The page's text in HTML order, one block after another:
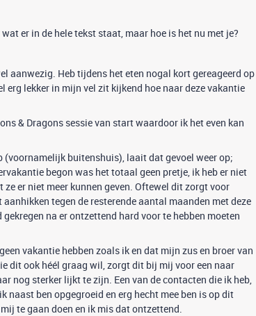
er in de hele tekst staat, maar hoe is het nu met je?
aanwezig. Heb tijdens het eten nogal kort gereageerd op
erg lekker in mijn vel zit kijkend hoe naar deze vakantie
& Dragons sessie van start waardoor ik het even kan
(voornamelijk buitenshuis), laait dat gevoel weer op;
begon was het totaal geen pretje, ik heb er niet
er niet meer kunnen geven. Oftewel dit zorgt voor
tegen de resterende aantal maanden met deze
na er ontzettend hard voor te hebben moeten
vakantie hebben zoals ik en dat mijn zus en broer van
dit ook héél graag wil, zorgt dit bij mij voor een naar
nog sterker lijkt te zijn. Een van de contacten die ik heb,
naast ben opgegroeid en erg hecht mee ben is op dit
te gaan doen en ik mis dat ontzettend.